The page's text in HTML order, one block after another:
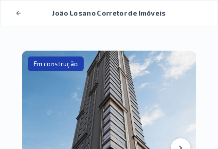
João Losano Corretor de Imóveis
Em construção